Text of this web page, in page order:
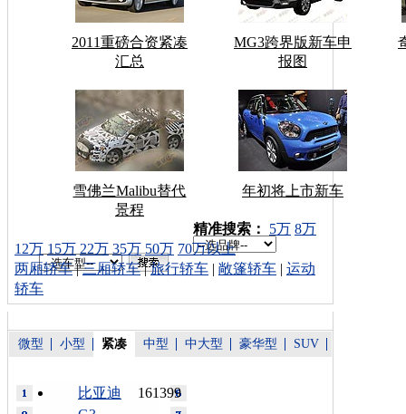
2011重磅合资紧凑
汇总
MG3跨界版新车申
报图
雪佛兰Malibu替代
景程
年初将上市新车
车型搜索：
精准搜索： 5万 8万
12万 15万 22万 35万 50万 70万以上
两厢轿车|三厢轿车|旅行轿车 | 敞篷轿车 | 运动
轿车
微型 小型 紧凑 中型 中大型 豪华型 SUV
161399
比亚迪